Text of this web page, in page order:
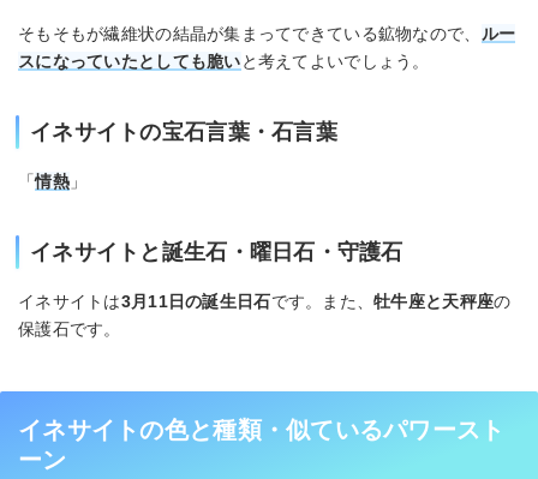
そもそもが繊維状の結晶が集まってできている鉱物なので、 ルー
スになっていたとしても脆いと考えてよいでしょう。
イネサイトの宝石言葉・石言葉
「情熱」
イネサイトと誕生石・曜日石・守護石
イネサイトは3月11日の誕生日石です。また、牡牛座と天秤座の
保護石です。
イネサイトの色と種類・似ているパワースト
ーン